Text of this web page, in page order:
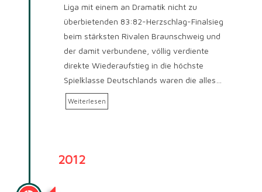
Liga mit einem an Dramatik nicht zu
überbietenden 83:82-Herzschlag-Finalsieg
beim stärksten Rivalen Braunschweig und
der damit verbundene, völlig verdiente
direkte Wiederaufstieg in die höchste
Spielklasse Deutschlands waren die alles…
Weiterlesen
2012